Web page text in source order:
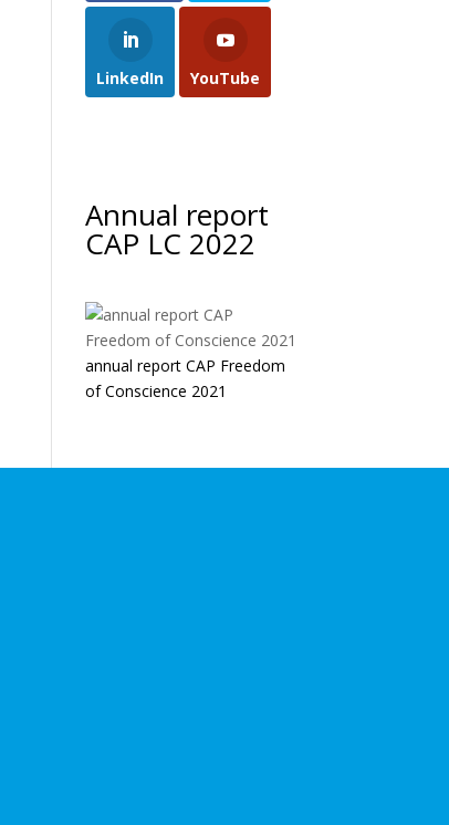
LinkedIn YouTube
Annual report
CAP LC 2022
annual report CAP Freedom
of Conscience 2021